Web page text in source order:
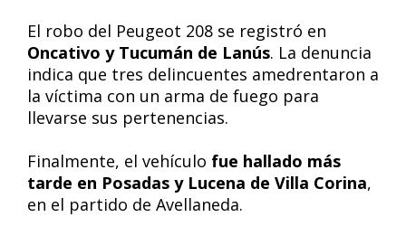
El robo del Peugeot 208 se registró en
Oncativo y Tucumán de Lanús. La denuncia
indica que tres delincuentes amedrentaron a
la víctima con un arma de fuego para
llevarse sus pertenencias.
Finalmente, el vehículo fue hallado más
tarde en Posadas y Lucena de Villa Corina,
en el partido de Avellaneda.